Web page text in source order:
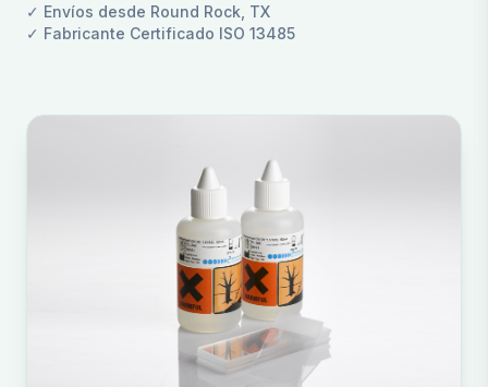
✓ Envíos desde Round Rock, TX
✓ Fabricante Certificado ISO 13485